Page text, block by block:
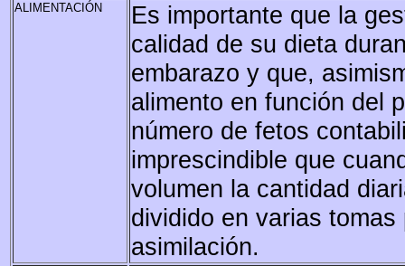
ALIMENTACIÓN
Es importante que la
calidad de su dieta
embarazo y que,
alimento en función del
número de fetos
imprescindible que
volumen la cantidad
dividido en varias
asimilación.